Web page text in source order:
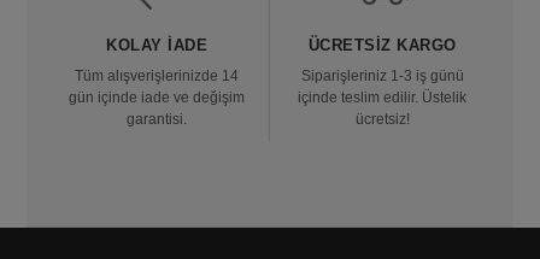
KOLAY İADE
Tüm alışverişlerinizde 14
gün içinde iade ve değişim
garantisi.
ÜCRETSIZ KARGO
Siparişleriniz 1-3 iş günü
içinde teslim edilir. Üstelik
ücretsiz!